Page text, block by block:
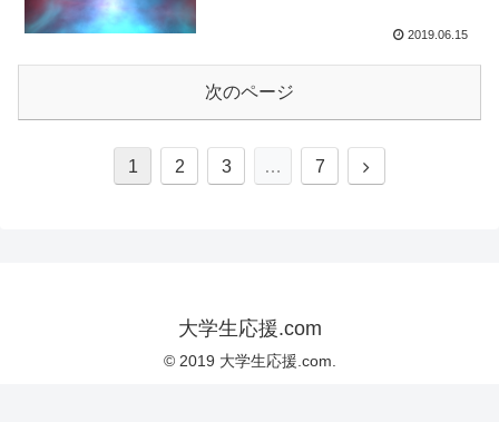
2019.06.15
次のページ
1 2 3 … 7
大学生応援.com
© 2019 大学生応援.com.